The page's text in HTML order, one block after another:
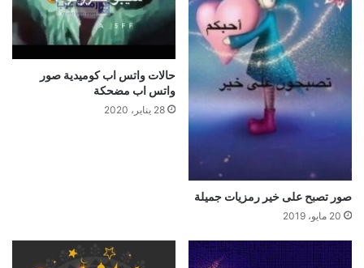
صور تصبح على خير رمزيات جميلة
20 مايو، 2019
حالات واتس اب كوميدية صور
واتس اب مضحكة
28 يناير، 2020